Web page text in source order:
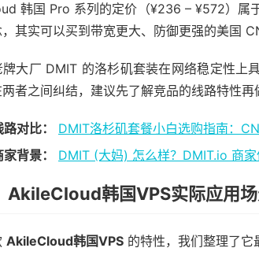
韩国 Pro 系列的定价（¥236 – ¥572）属
其实可以买到带宽更大、防御更强的美国
大厂 DMIT 的洛杉矶套装在网络稳定性上
者之间纠结，建议先了解竞品的线路特性再
对比：
DMIT洛杉矶套餐小白选购指南：
家背景：
DMIT (大妈) 怎么样？DMIT.io 商
AkileCloud韩国VPS实际应用
AkileCloud韩国VPS 的特性，我们整理了它